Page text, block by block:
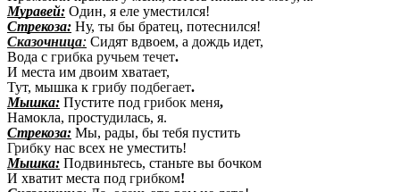
Муравей: Один, я еле уместился!
Стрекоза: Ну, ты бы братец, потеснился!
Сказочница: Сидят вдвоем, а дождь идет,
Вода с грибка ручьем течет.
И места им двоим хватает,
Тут, мышка к грибу подбегает.
Мышка: Пустите под грибок меня,
Намокла, простудилась, я.
Стрекоза: Мы, рады, бы тебя пустить
Грибку нас всех не уместить!
Мышка: Подвиньтесь, станьте вы бочком
И хватит места под грибком!